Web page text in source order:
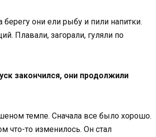
берегу они ели рыбу и пили напитки.
Плавали, загорали, гуляли по
закончился, они продолжили
темпе. Сначала все было хорошо.
что-то изменилось. Он стал